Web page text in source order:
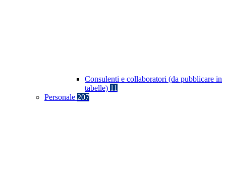
Consulenti e collaboratori (da pubblicare in
tabelle) 11
Personale 207